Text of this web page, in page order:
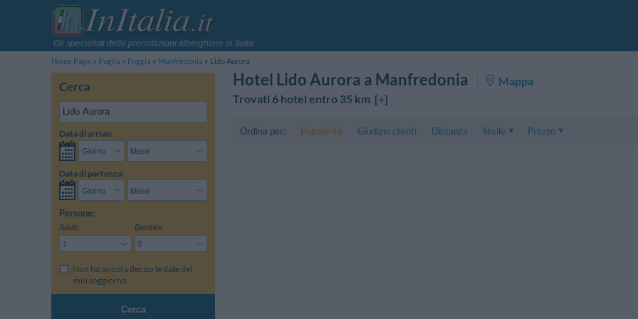
Gli specialisti delle prenotazioni alberghiere in Italia
Home Page
Puglia Foggia Manfredonia Lido Aurora
Cerca
Data di arrivo:
Data di partenza:
Persone:
Adulti: Bambini:
Non ho ancora deciso le date del
mio soggiorno
Cerca
Hotel Lido Aurora a Manfredonia
Mappa
Trovati 6 hotel entro 35 km [+]
Ordina per: Popolarità Giudizio clienti Distanza
Stelle
Prezzo